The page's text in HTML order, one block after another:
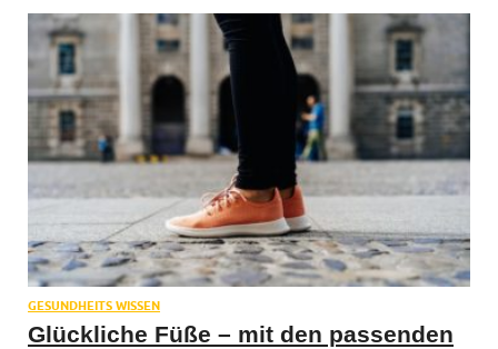
GESUNDHEITS WISSEN
Glückliche Füße – mit den passenden